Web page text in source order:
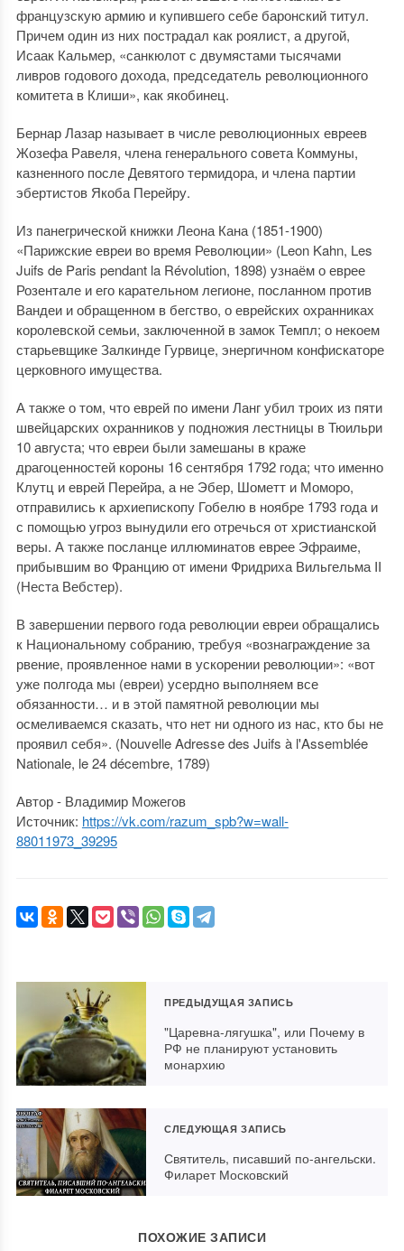
французскую армию и купившего себе баронский титул.
Причем один из них пострадал как роялист, а другой,
Исаак Кальмер, «санкюлот с двумястами тысячами
ливров годового дохода, председатель революционного
комитета в Клиши», как якобинец.
Бернар Лазар называет в числе революционных евреев
Жозефа Равеля, члена генерального совета Коммуны,
казненного после Девятого термидора, и члена партии
эбертистов Якоба Перейру.
Из панегрической книжки Леона Кана (1851-1900)
«Парижские евреи во время Революции» (Leon Kahn, Les
Juifs de Paris pendant la Révolution, 1898) узнаём о еврее
Розентале и его карательном легионе, посланном против
Вандеи и обращенном в бегство, о еврейских охранниках
королевской семьи, заключенной в замок Темпл; о некоем
старьевщике Залкинде Гурвице, энергичном конфискаторе
церковного имущества.
А также о том, что еврей по имени Ланг убил троих из пяти
швейцарских охранников у подножия лестницы в Тюильри
10 августа; что евреи были замешаны в краже
драгоценностей короны 16 сентября 1792 года; что именно
Клутц и еврей Перейра, а не Эбер, Шометт и Моморо,
отправились к архиепископу Гобелю в ноябре 1793 года и
с помощью угроз вынудили его отречься от христианской
веры. А также посланце иллюминатов еврее Эфраиме,
прибывшим во Францию от имени Фридриха Вильгельма II
(Неста Вебстер).
В завершении первого года революции евреи обращались
к Национальному собранию, требуя «вознаграждение за
рвение, проявленное нами в ускорении революции»: «вот
уже полгода мы (евреи) усердно выполняем все
обязанности… и в этой памятной революции мы
осмеливаемся сказать, что нет ни одного из нас, кто бы не
проявил себя». (Nouvelle Adresse des Juifs à l'Assemblée
Nationale, le 24 décembre, 1789)
Автор - Владимир Можегов
Источник: https://vk.com/razum_spb?w=wall-
88011973_39295
ПРЕДЫДУЩАЯ ЗАПИСЬ
"Царевна-лягушка", или Почему в
РФ не планируют установить
монархию
СЛЕДУЮЩАЯ ЗАПИСЬ
Святитель, писавший по-ангельски.
Филарет Московский
ПОХОЖИЕ ЗАПИСИ